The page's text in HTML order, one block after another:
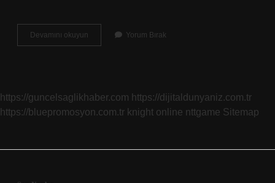
Devamını okuyun
Suresi
Olur
Yorum Bırak
https://guncelsaglikhaber.com https://dijitaldunyaniz.com.tr
https://bluepromosyon.com.tr knight online nttgame Sitemap